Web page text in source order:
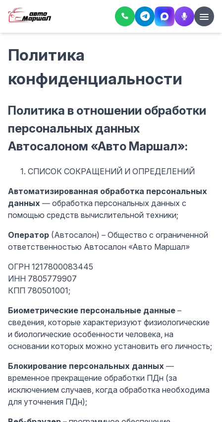
Политика
конфиденциальности
Политика в отношении обработки
персональных данных
Автосалоном «Авто Маршал»:
СПИСОК СОКРАЩЕНИЙ И ОПРЕДЕЛЕНИЙ
Автоматизированная обработка персональных
данных — обработка персональных данных с
помощью средств вычислительной техники;
Оператор (Автосалон) – Общество с ограниченной
ответственностью Автосалон «Авто Маршал»
ОГРН 1217800083445
ИНН 7805779907
КПП 780501001;
Биометрические персональные данные –
сведения, которые характеризуют физиологические
и биологические особенности человека, на
основании которых можно установить его личность;
Блокирование персональных данных —
временное прекращение обработки ПДн (за
исключением случаев, когда обработка необходима
для уточнения ПДн);